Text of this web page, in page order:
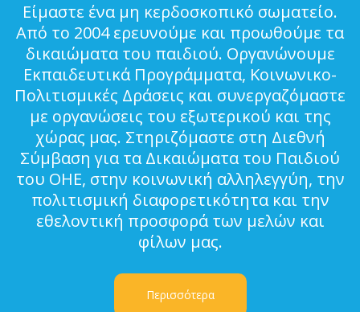
Είμαστε ένα μη κερδοσκοπικό σωματείο.
Από το 2004 ερευνούμε και προωθούμε τα
δικαιώματα του παιδιού. Οργανώνουμε
Εκπαιδευτικά Προγράμματα, Κοινωνικο-
Πολιτισμικές Δράσεις και συνεργαζόμαστε
με οργανώσεις του εξωτερικού και της
χώρας μας. Στηριζόμαστε στη Διεθνή
Σύμβαση για τα Δικαιώματα του Παιδιού
του ΟΗΕ, στην κοινωνική αλληλεγγύη, την
πολιτισμική διαφορετικότητα και την
εθελοντική προσφορά των μελών και
φίλων μας.
Περισσότερα